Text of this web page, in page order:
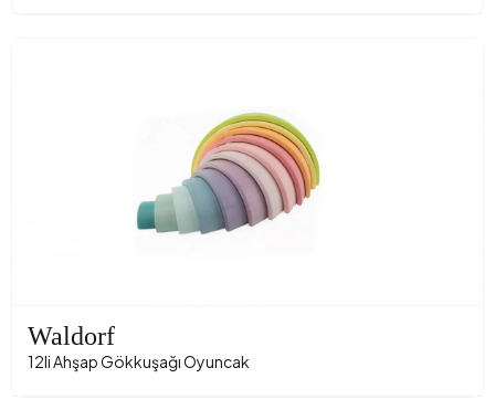
Waldorf
12li Ahşap Gökkuşağı Oyuncak